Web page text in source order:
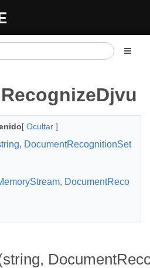
[ Ocultar ]
DocumentRecognitionSet
DocumentReco